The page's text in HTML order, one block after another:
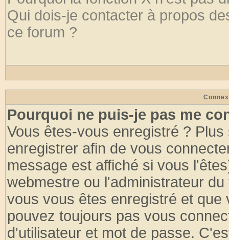
Qui dois-je contacter à propos
ce forum ?
Pourquoi ne puis-je pas me
Vous êtes-vous enregistré ?
enregistrer afin de vous
message est affiché si vous
webmestre ou l'administrateur
vous vous êtes enregistré et
pouvez toujours pas vous
d'utilisateur et mot de passe.